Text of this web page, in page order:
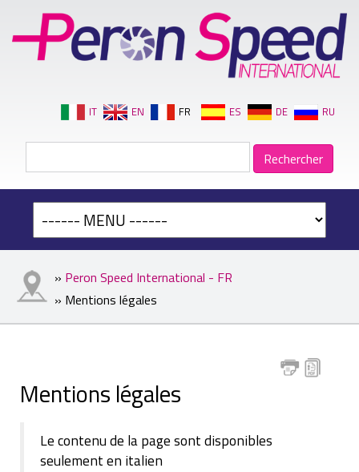
IT EN FR ES DE RU
» Peron Speed International - FR
» Mentions légales
Mentions légales
Le contenu de la page sont disponibles
seulement en italien